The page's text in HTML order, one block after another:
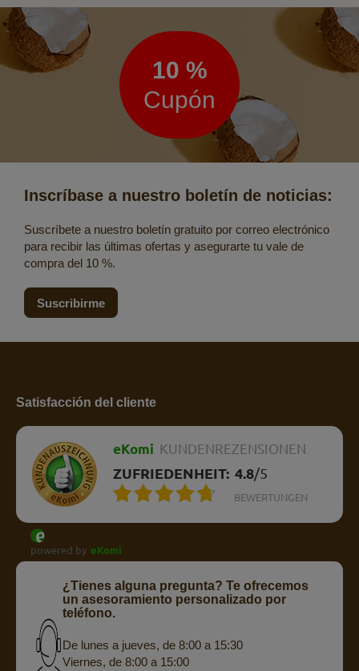
Boletín
de
noticias
10 %
Cupón
Inscríbase a nuestro boletín de noticias:
Suscríbete a nuestro boletín gratuito por correo electrónico
para recibir las últimas ofertas y asegurarte tu vale de
compra del 10 %.
Suscribirme
Satisfacción del cliente
eKomi KUNDENREZENSIONEN
ZUFRIEDENHEIT: 4.8/5
BEWERTUNGEN
powered by eKomi
¿Tienes alguna pregunta? Te ofrecemos
un asesoramiento personalizado por
teléfono.
De lunes a jueves, de 8:00 a 15:30
Viernes, de 8:00 a 15:00